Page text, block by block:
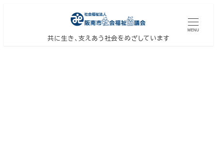
共に生き、支えあう社会をめざしています
MENU